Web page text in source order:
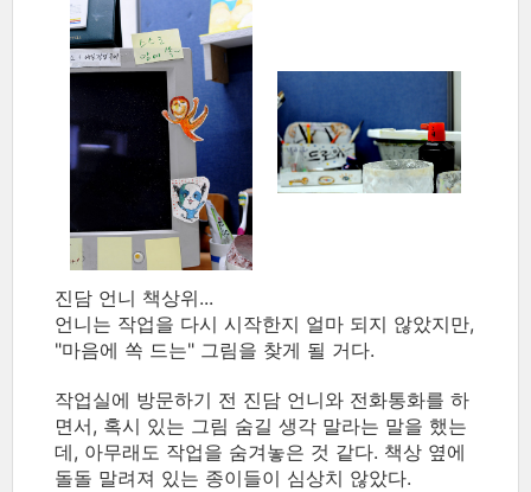
진담 언니 책상위...
언니는 작업을 다시 시작한지 얼마 되지 않았지만,
"마음에 쏙 드는" 그림을 찾게 될 거다.
작업실에 방문하기 전 진담 언니와 전화통화를 하
면서, 혹시 있는 그림 숨길 생각 말라는 말을 했는
데, 아무래도 작업을 숨겨놓은 것 같다. 책상 옆에
돌돌 말려져 있는 종이들이 심상치 않았다.